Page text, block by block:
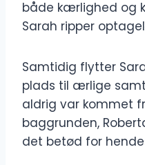
både kærlighed og
Sarah ripper
Samtidig flytter
plads til ærlige
aldrig var kommet
baggrunden,
det betød for